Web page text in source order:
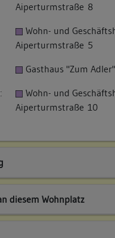
Aiperturmstraße 8
Wohn- und
Aiperturmstraße 5
Gasthaus "Zum
Wohn- und
Aiperturmstraße 10
diesem Wohnplatz